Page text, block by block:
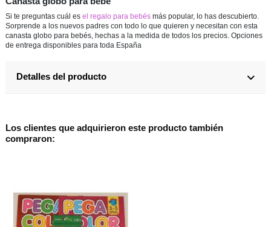
Si te preguntas cuál es el regalo para bebés más popular, lo has descubierto.
Sorprende a los nuevos padres con todo lo que quieren y necesitan con esta
canasta globo para bebés, hechas a la medida de todos los precios. Opciones
de entrega disponibles para toda España
Detalles del producto
Los clientes que adquirieron este producto también
compraron: